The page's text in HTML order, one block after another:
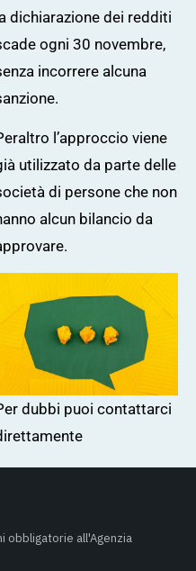
dichiarazione dei redditi
ogni 30 novembre,
incorrere alcuna
l’approccio viene
utilizzato da parte delle
di persone che non
alcun bilancio da
dubbi puoi contattarci
obbligatorie all'Agenzia